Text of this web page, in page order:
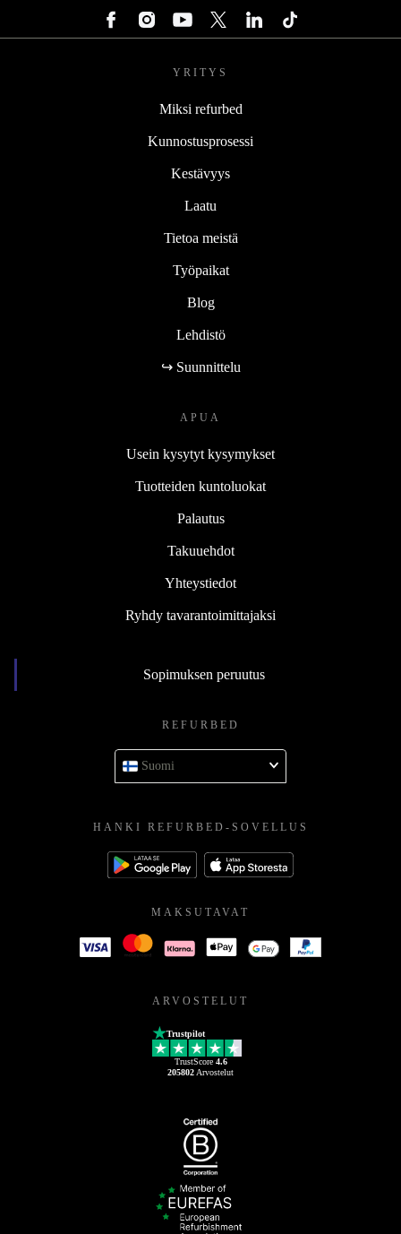
YRITYS
Miksi refurbed
Kunnostusprosessi
Kestävyys
Laatu
Tietoa meistä
Työpaikat
Blog
Lehdistö
↪ Suunnittelu
APUA
Usein kysytyt kysymykset
Tuotteiden kuntoluokat
Palautus
Takuuehdot
Yhteystiedot
Ryhdy tavarantoimittajaksi
Sopimuksen peruutus
REFURBED
Suomi
HANKI REFURBED-SOVELLUS
MAKSUTAVAT
ARVOSTELUT
Trustpilot
TrustScore 4.6
205802 Arvostelut